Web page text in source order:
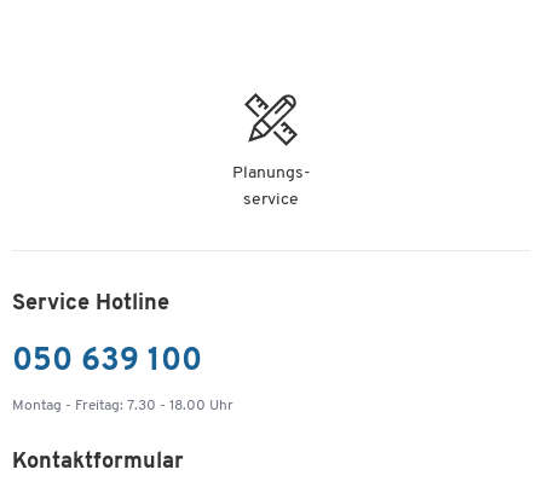
Planungs-
service
Service Hotline
050 639 100
Montag - Freitag: 7.30 - 18.00 Uhr
Kontaktformular